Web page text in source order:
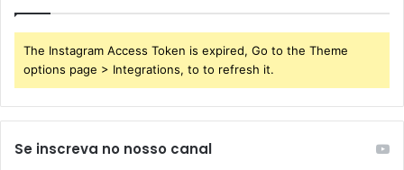
The Instagram Access Token is expired, Go to the Theme
options page > Integrations, to to refresh it.
Se inscreva no nosso canal